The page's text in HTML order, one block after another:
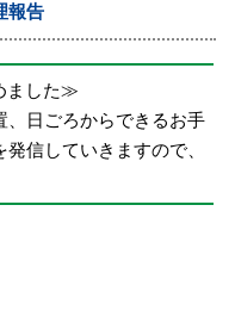
報告
ました≫
、日ごろからできるお手
信していきますので、